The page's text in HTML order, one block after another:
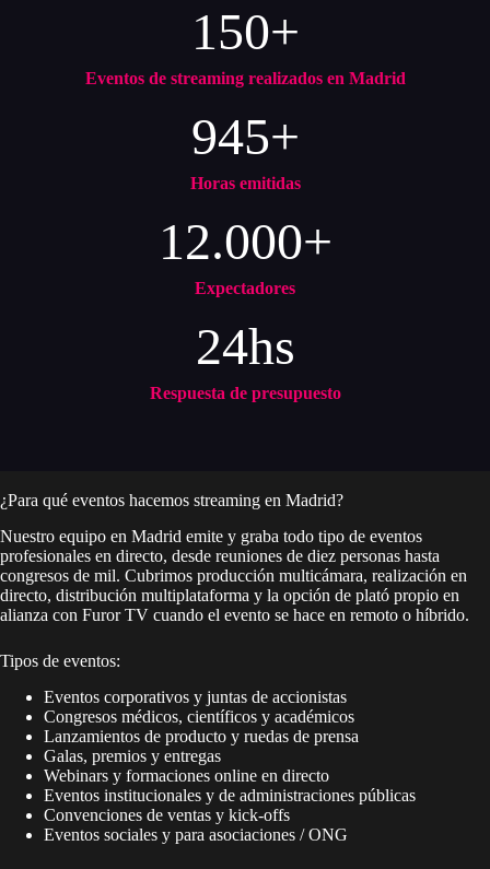
150+
Eventos de streaming realizados en Madrid
945+
Horas emitidas
12.000+
Expectadores
24hs
Respuesta de presupuesto
¿Para qué eventos hacemos streaming en Madrid?
Nuestro equipo en Madrid emite y graba todo tipo de eventos
profesionales en directo, desde reuniones de diez personas hasta
congresos de mil. Cubrimos producción multicámara, realización en
directo, distribución multiplataforma y la opción de plató propio en
alianza con Furor TV cuando el evento se hace en remoto o híbrido.
Tipos de eventos:
Eventos corporativos y juntas de accionistas
Congresos médicos, científicos y académicos
Lanzamientos de producto y ruedas de prensa
Galas, premios y entregas
Webinars y formaciones online en directo
Eventos institucionales y de administraciones públicas
Convenciones de ventas y kick-offs
Eventos sociales y para asociaciones / ONG